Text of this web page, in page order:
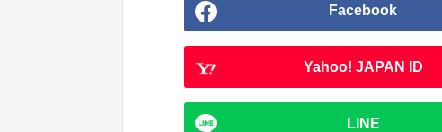
Facebook
Yahoo! JAPAN ID
LINE